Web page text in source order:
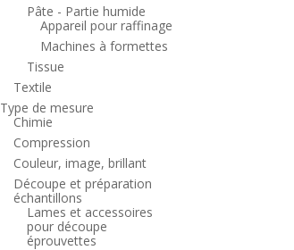
Pâte - Partie humide
Appareil pour raffinage
Machines à formettes
Tissue
Textile
Type de mesure
Chimie
Compression
Couleur, image, brillant
Découpe et préparation
échantillons
Lames et accessoires
pour découpe
éprouvettes